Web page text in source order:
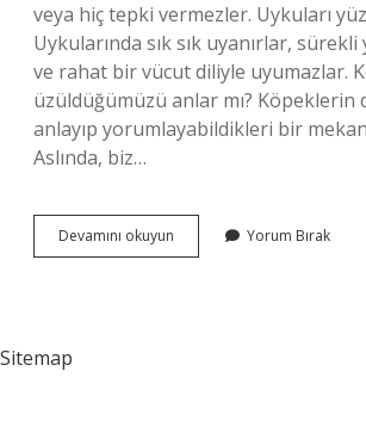
veya hiç tepki vermezler. Uykuları
Uykularında sık sık uyanırlar,
ve rahat bir vücut diliyle uyumazlar.
üzüldüğümüzü anlar mı? Köpeklerin
anlayıp yorumlayabildikleri bir
Aslında, biz…
Devamını okuyun Köpekler
Üzüldüğünde
Yorum Bırak
Sitemap